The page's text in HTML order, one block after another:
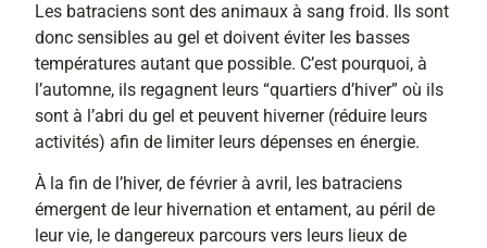
Les batraciens sont des animaux à sang froid. Ils sont
donc sensibles au gel et doivent éviter les basses
températures autant que possible. C’est pourquoi, à
l’automne, ils regagnent leurs “quartiers d’hiver” où ils
sont à l’abri du gel et peuvent hiverner (réduire leurs
activités) afin de limiter leurs dépenses en énergie.
À la fin de l’hiver, de février à avril, les batraciens
émergent de leur hivernation et entament, au péril de
leur vie, le dangereux parcours vers leurs lieux de